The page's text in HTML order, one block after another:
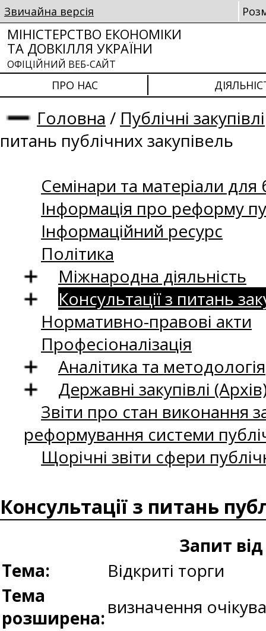
Звичайна версія
МІНІСТЕРСТВО ЕКОНОМІКИ
ТА ДОВКІЛЛЯ УКРАЇНИ
ОФІЦІЙНИЙ ВЕБ-САЙТ
ПРО НАС
Головна / Публічні закупівлі
питань публічних закупівель
Семінари та матеріали для
Інформація про реформу
Інформаційний ресурс
Політика
Міжнародна діяльність
Консультації з питань
Нормативно-правові акти
Професіоналізація
Аналітика та методологія
Державні закупівлі
Звіти про стан виконання
реформування системи
Щорічні звіти сфери
Консультації з питань
Запит
Тема:
Відкриті торги
Тема
розширена:визначення